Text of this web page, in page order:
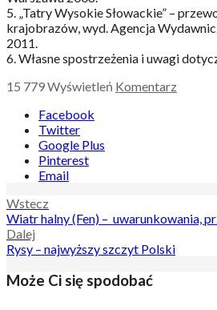
5. „Tatry Wysokie Słowackie” –
krajobrazów, wyd. Agencja
2011.
6. Własne spostrzeżenia i uwagi
15 779Wyświetleń Komentarz
Facebook
Twitter
Google Plus
Pinterest
Email
Nawigacja
wpisu
Wstecz
Wiatr halny (Fen) – uwarunkowania,
Dalej
Rysy – najwyższy szczyt Polski
Może Ci się spodobać